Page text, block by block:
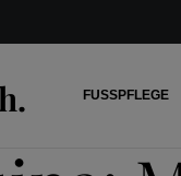
FUSSPFLEGE